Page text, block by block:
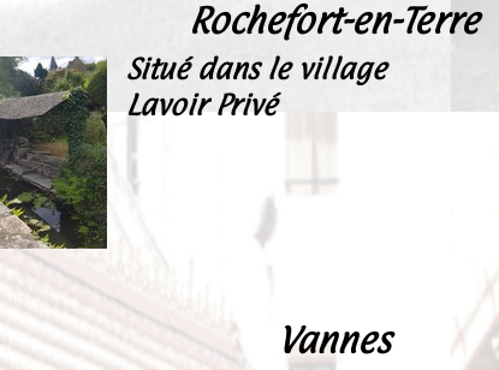
Rochefort-en-Terre
Situé dans le village
Lavoir Privé
Vannes